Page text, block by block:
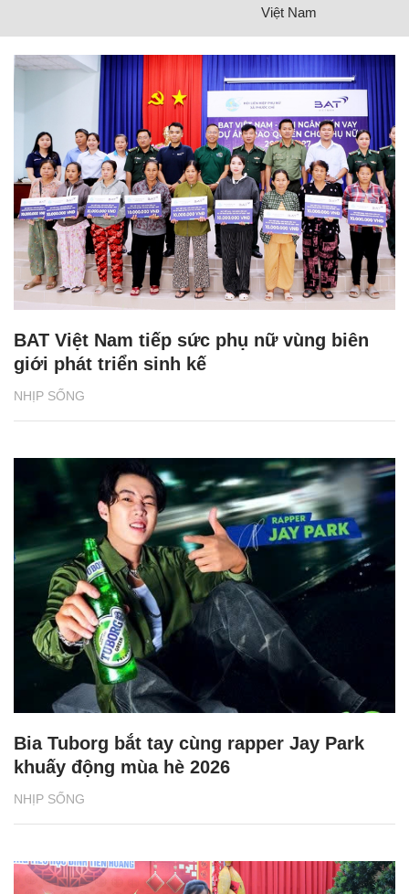
Việt Nam
NHỊP SỐNG
BAT Việt Nam tiếp sức phụ nữ vùng biên
giới phát triển sinh kế
NHỊP SỐNG
Bia Tuborg bắt tay cùng rapper Jay Park
khuấy động mùa hè 2026